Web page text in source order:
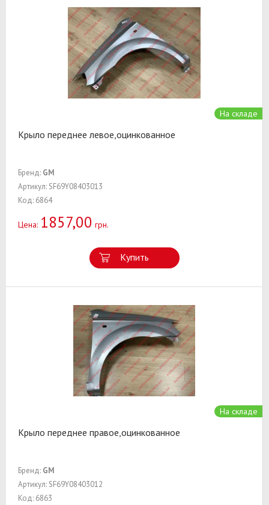
На складе
Крыло переднее левое,оцинкованное
Бренд: GM
Артикул: SF69Y08403013
Код: 6864
Цена: 1857,00 грн.
Купить
На складе
Крыло переднее правое,оцинкованное
Бренд: GM
Артикул: SF69Y08403012
Код: 6863